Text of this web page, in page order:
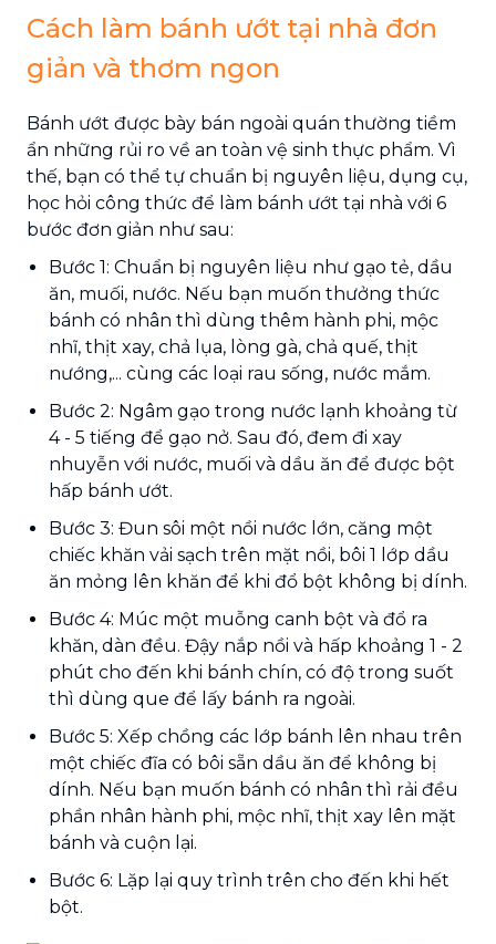
Cách làm bánh ướt tại nhà đơn
giản và thơm ngon
Bánh ướt được bày bán ngoài quán thường tiềm
ẩn những rủi ro về an toàn vệ sinh thực phẩm. Vì
thế, bạn có thể tự chuẩn bị nguyên liệu, dụng cụ,
học hỏi công thức để làm bánh ướt tại nhà với 6
bước đơn giản như sau:
Bước 1: Chuẩn bị nguyên liệu như gạo tẻ, dầu
ăn, muối, nước. Nếu bạn muốn thưởng thức
bánh có nhân thì dùng thêm hành phi, mộc
nhĩ, thịt xay, chả lụa, lòng gà, chả quế, thịt
nướng,... cùng các loại rau sống, nước mắm.
Bước 2: Ngâm gạo trong nước lạnh khoảng từ
4 - 5 tiếng để gạo nở. Sau đó, đem đi xay
nhuyễn với nước, muối và dầu ăn để được bột
hấp bánh ướt.
Bước 3: Đun sôi một nồi nước lớn, căng một
chiếc khăn vải sạch trên mặt nồi, bôi 1 lớp dầu
ăn mỏng lên khăn để khi đổ bột không bị dính.
Bước 4: Múc một muỗng canh bột và đổ ra
khăn, dàn đều. Đậy nắp nồi và hấp khoảng 1 - 2
phút cho đến khi bánh chín, có độ trong suốt
thì dùng que để lấy bánh ra ngoài.
Bước 5: Xếp chồng các lớp bánh lên nhau trên
một chiếc đĩa có bôi sẵn dầu ăn để không bị
dính. Nếu bạn muốn bánh có nhân thì rải đều
phần nhân hành phi, mộc nhĩ, thịt xay lên mặt
bánh và cuộn lại.
Bước 6: Lặp lại quy trình trên cho đến khi hết
bột.